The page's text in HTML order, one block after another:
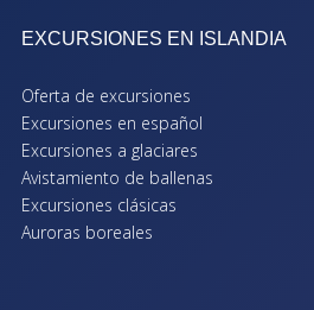
EXCURSIONES EN ISLANDIA
Oferta de excursiones
Excursiones en español
Excursiones a glaciares
Avistamiento de ballenas
Excursiones clásicas
Auroras boreales